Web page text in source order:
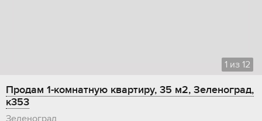
1 из 12
Продам 1-комнатную квартиру, 35 м2, Зеленоград,
к353